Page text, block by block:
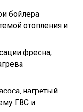
бойлера
отопления и
фреона,
нагретый
ГВС и